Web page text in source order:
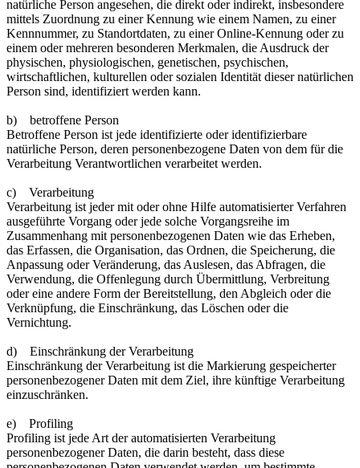
natürliche Person angesehen, die direkt oder indirekt, insbesondere
mittels Zuordnung zu einer Kennung wie einem Namen, zu einer
Kennnummer, zu Standortdaten, zu einer Online-Kennung oder zu
einem oder mehreren besonderen Merkmalen, die Ausdruck der
physischen, physiologischen, genetischen, psychischen,
wirtschaftlichen, kulturellen oder sozialen Identität dieser natürlichen
Person sind, identifiziert werden kann.
b) betroffene Person
Betroffene Person ist jede identifizierte oder identifizierbare
natürliche Person, deren personenbezogene Daten von dem für die
Verarbeitung Verantwortlichen verarbeitet werden.
c) Verarbeitung
Verarbeitung ist jeder mit oder ohne Hilfe automatisierter Verfahren
ausgeführte Vorgang oder jede solche Vorgangsreihe im
Zusammenhang mit personenbezogenen Daten wie das Erheben,
das Erfassen, die Organisation, das Ordnen, die Speicherung, die
Anpassung oder Veränderung, das Auslesen, das Abfragen, die
Verwendung, die Offenlegung durch Übermittlung, Verbreitung
oder eine andere Form der Bereitstellung, den Abgleich oder die
Verknüpfung, die Einschränkung, das Löschen oder die
Vernichtung.
d) Einschränkung der Verarbeitung
Einschränkung der Verarbeitung ist die Markierung gespeicherter
personenbezogener Daten mit dem Ziel, ihre künftige Verarbeitung
einzuschränken.
e) Profiling
Profiling ist jede Art der automatisierten Verarbeitung
personenbezogener Daten, die darin besteht, dass diese